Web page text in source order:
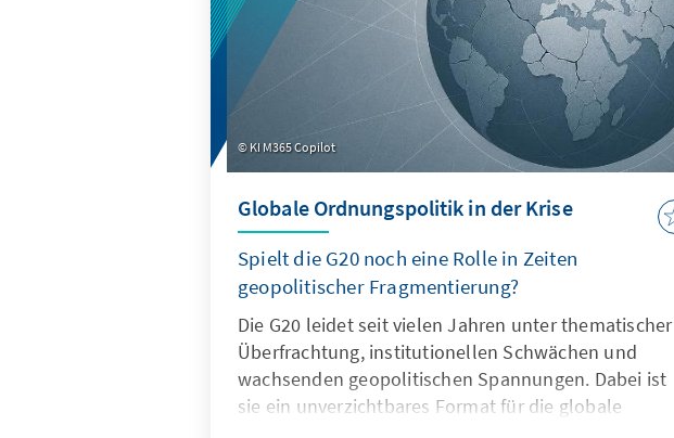
KI M365 Copilot
Globale Ordnungspolitik in der Krise
Spielt die G20 noch eine Rolle in Zeiten
geopolitischer Fragmentierung?
Die G20 leidet seit vielen Jahren unter thematischer
Überfrachtung, institutionellen Schwächen und
wachsenden geopolitischen Spannungen. Dabei ist
sie ein unverzichtbares Format für die globale